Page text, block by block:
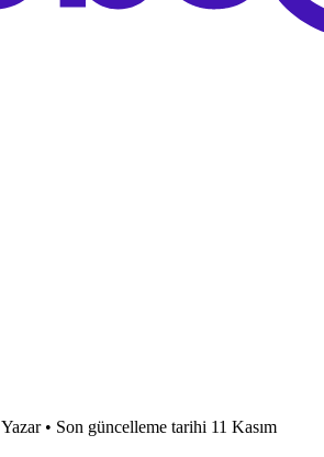
Yazar• Son güncelleme tarihi 11 Kasım